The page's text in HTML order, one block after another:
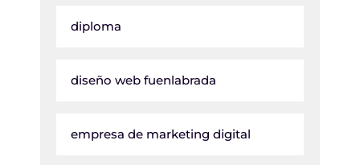
diploma
diseño web fuenlabrada
empresa de marketing digital